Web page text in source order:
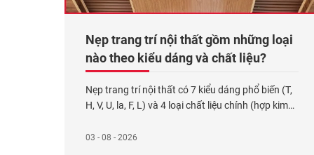
Nẹp trang trí nội thất gồm những loại
nào theo kiểu dáng và chất liệu?
Nẹp trang trí nội thất có 7 kiểu dáng phổ biến (T,
H, V, U, la, F, L) và 4 loại chất liệu chính (hợp kim
kiện lắp tại các điểm tiếp giáp trong công trình
03 - 08 - 2026